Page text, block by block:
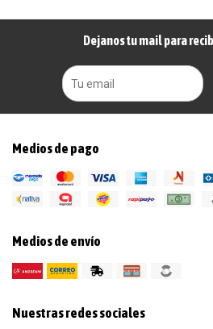
Dejanos tu mail para
Medios de pago
Medios de envío
Nuestras redes sociales